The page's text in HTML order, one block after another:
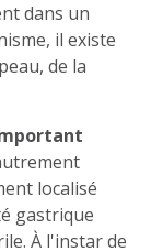
dans un
il existe
de la
localisé
gastrique
À l'instar de